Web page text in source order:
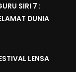
SIRI 7 :
DUNIA
LENSA